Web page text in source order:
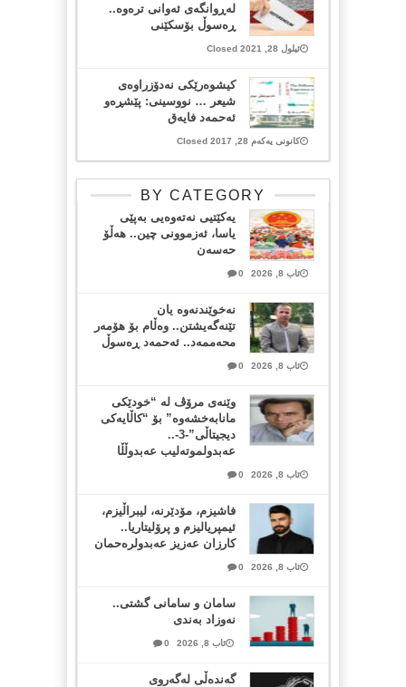
له‌ڕوانگه‌ی ئه‌وانی تره‌وه‌..
ڕه‌سوڵ بۆسكێنی
ئیلول 28, 2021 Closed
كيشوەرێكی نەدۆزراوەی
شیعر … نووسینی: پێشڕه‌و
ئه‌حمه‌د فایەق
کانونی یەکەم 28, 2017 Closed
BY CATEGORY
یەکێتیی نەتەوەیی بەپێی
یاسا، ئەزموونی چین.. هەڵۆ
حەسەن
ئاب 8, 2026 0
نەخوێندنەوە یان
تێنەگەیشتن.. وەڵام بۆ هۆمەر
محەممەد.. ئەحمەد ڕەسوڵ
ئاب 8, 2026 0
وێنەی مرۆڤ لە “خودێکی
مانابەخشەوە” بۆ “کاڵایەکی
دیجیتاڵی”-3-..
عەبدولموتەلیب عەبدوڵڵا
ئاب 8, 2026 0
فاشیزم، مۆدێرنە، لیبراڵیزم،
ئیمپریالیزم و پرۆلیتاریا..
کارزان عەزیز عەبدولرەحمان
ئاب 8, 2026 0
سامان و سامانی گشتی..
نەوزاد بەندی
ئاب 8, 2026 0
گەندەڵی لەگەروی